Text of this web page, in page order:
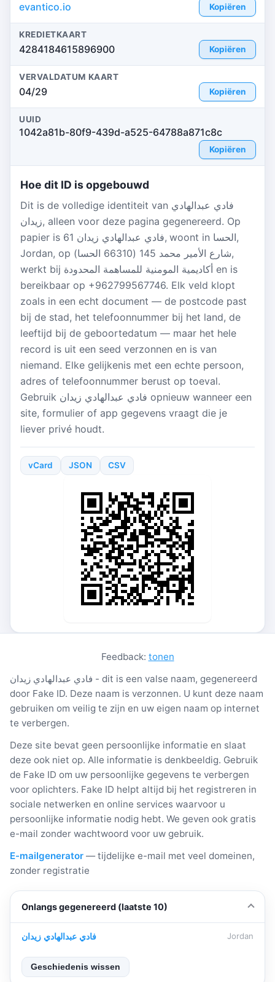
evantico.io Kopiëren
KREDIETKAART
4284184615896900 Kopiëren
VERVALDATUM KAART
04/29 Kopiëren
UUID
1042a81b-80f9-439d-a525-64788a871c8c
Kopiëren
Hoe dit ID is opgebouwd
Dit is de volledige identiteit van فادي عبدالهادي
زيدان, alleen voor deze pagina gegenereerd. Op
papier is فادي عبدالهادي زيدان 61, woont in الحسا,
Jordan, op شارع الأمير محمد 145 (66310 الحسا),
werkt bij أكاديمية المومنية للمساهمة المحدودة en is
bereikbaar op +962799567746. Elk veld klopt
zoals in een echt document — de postcode past
bij de stad, het telefoonnummer bij het land, de
leeftijd bij de geboortedatum — maar het hele
record is uit een seed verzonnen en is van
niemand. Elke gelijkenis met een echte persoon,
adres of telefoonnummer berust op toeval.
Gebruik فادي عبدالهادي زيدان opnieuw wanneer een
site, formulier of app gegevens vraagt die je
liever privé houdt.
vCard JSON CSV
Feedback: tonen
فادي عبدالهادي زيدان - dit is een valse naam, gegenereerd
door Fake ID. Deze naam is verzonnen. U kunt deze naam
gebruiken om veilig te zijn en uw eigen naam op internet
te verbergen.
Deze site bevat geen persoonlijke informatie en slaat
deze ook niet op. Alle informatie is denkbeeldig. Gebruik
de Fake ID om uw persoonlijke gegevens te verbergen
voor oplichters. Fake ID helpt altijd bij het registreren in
sociale netwerken en online services waarvoor u
persoonlijke informatie nodig hebt. We geven ook gratis
e-mail zonder wachtwoord voor uw gebruik.
E-mailgenerator — tijdelijke e-mail met veel domeinen,
zonder registratie
Onlangs gegenereerd (laatste 10)
فادي عبدالهادي زيدان Jordan
Geschiedenis wissen